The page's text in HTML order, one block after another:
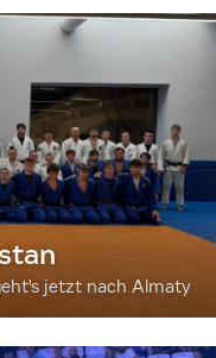
jetzt nach Almaty